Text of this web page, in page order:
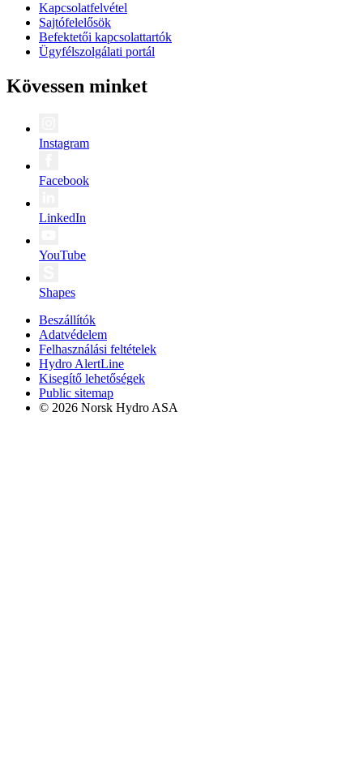
Kapcsolatfelvétel
Sajtófelelősök
Befektetői kapcsolattartók
Ügyfélszolgálati portál
Kövessen minket
Instagram
Facebook
LinkedIn
YouTube
Shapes
Beszállítók
Adatvédelem
Felhasználási feltételek
Hydro AlertLine
Kisegítő lehetőségek
Public sitemap
© 2026 Norsk Hydro ASA